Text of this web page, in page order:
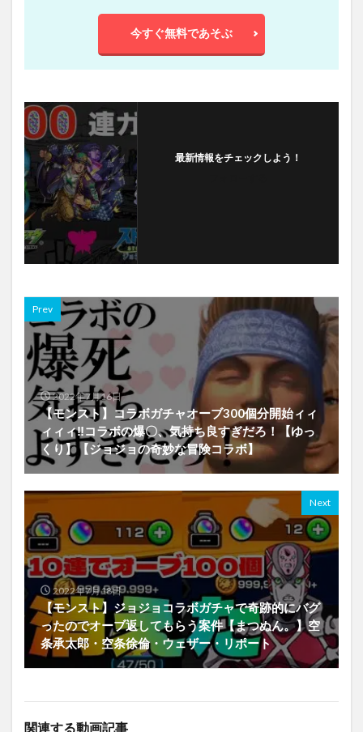
今すぐ無料であそぶ
最新情報をチェックしよう！
Prev
2022年7月16日
【モンスト】コラボガチャオーブ300個分開始ィィ
ィィィ‼コラボの爆〇、気持ち良すぎだろ！【ゆっ
くり】【ジョジョの奇妙な冒険コラボ】
Next
2022年7月18日
【モンスト】ジョジョコラボガチャで奇跡的にバグ
ったのでオーブ返してもらう案件【まつぬん。】空
条承太郎・空条徐倫・ウェザー・リポート
関連する動画記事